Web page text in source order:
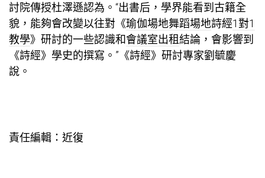
討院傳授杜澤遜認為。“出書后，學界能看到古籍全
貌，能夠會改變以往對《瑜伽場地舞蹈場地詩經1對1
教學》研討的一些認識和會議室出租結論，會影響到
《詩經》學史的撰寫。”《詩經》研討專家劉毓慶
說。
責任編輯：近復